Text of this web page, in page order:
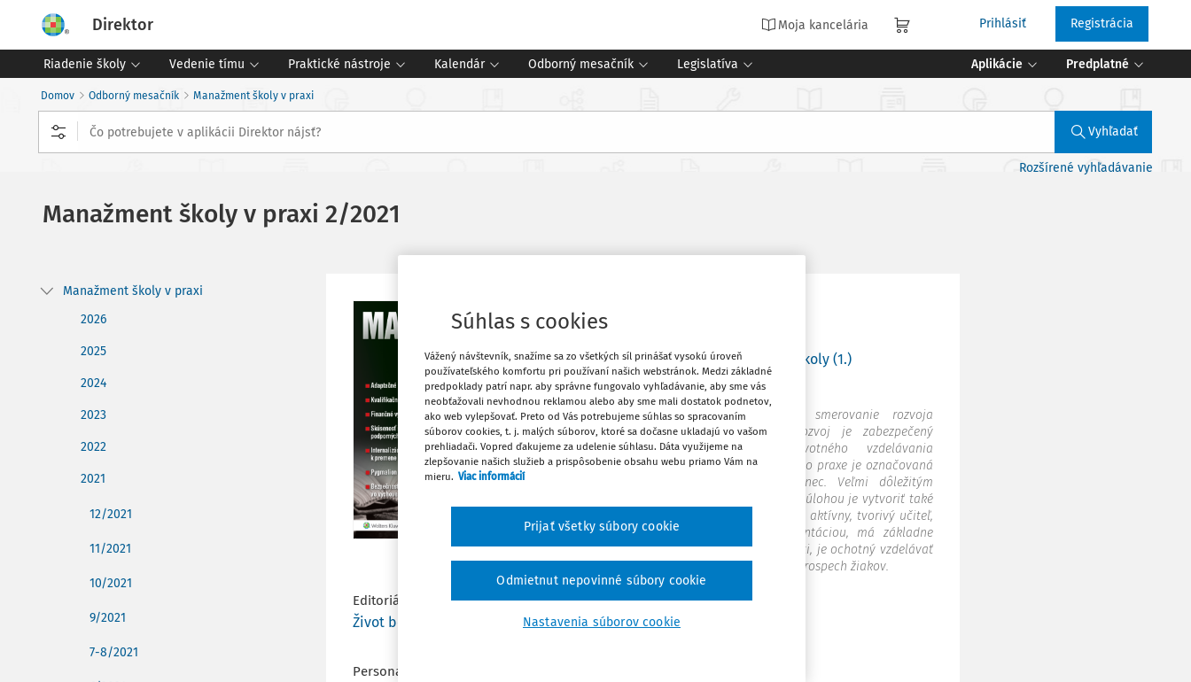
Direktor Moja kancelária Prihlásiť Registrácia
Riadenie školy Vedenie tímu Praktické nástroje Kalendár Odborný mesačník Legislatíva Aplikácie Predplatné
Domov Odborný mesačník Manažment školy v praxi
Vyhľadať
Rozšírené vyhľadávanie
Manažment školy v praxi 2/2021
Manažment školy v praxi
2026
2025
2024
2023
2022
2021
12/2021
11/2021
10/2021
9/2021
7-8/2021
2/2021
Adaptačné vzdelávanie v podmienkach školy (1.)
Mgr. Andrea Bilšáková
Zmeny v školstve a legislatíva definujú smerovanie rozvoja
profesionality pedagógov. Ich profesijný rozvoj je zabezpečený
vzdelávaním, ktoré je súčasťou celoživotného vzdelávania
zamestnancov. Pozícia učiteľa v etape vstupu do praxe je označovaná
termínom začínajúci pedagogický zamestnanec. Veľmi dôležitým
článkom v tomto procese je riaditeľ školy. Jeho úlohou je vytvoriť také
podmienky, aby sa zo začínajúceho učiteľa stal aktívny, tvorivý učiteľ,
ktorý vie pracovať s pedagogickou dokumentáciou, má základne
právne vedomie, pozná svoje práva a povinnosti, je ochotný vzdelávať
sa a tvorivým spôsobom pristupovať k práci v prospech žiakov.
Editoriál
Život bez pretvárky
Personalistika
Súhlas s cookies
Vážený návštevník, snažíme sa zo všetkých síl prinášať vysokú úroveň
používateľského komfortu pri používaní našich webstránok. Medzi základné
predpoklady patrí napr. aby správne fungovalo vyhľadávanie, aby sme vás
neobťažovali nevhodnou reklamou alebo aby sme mali dostatok podnetov,
ako web vylepšovať. Preto od Vás potrebujeme súhlas so spracovaním
súborov cookies, t. j. malých súborov, ktoré sa dočasne ukladajú vo vašom
prehliadači. Vopred ďakujeme za udelenie súhlasu. Dáta využijeme na
zlepšovanie našich služieb a prispôsobenie obsahu webu priamo Vám na
mieru. Viac informácií
Nastavenia súborov cookie
Odmietnut nepovinné súbory cookie
Prijať všetky súbory cookie